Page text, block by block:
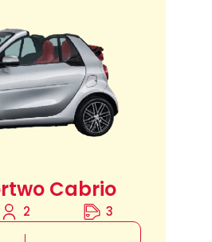
Cabrio
2 3